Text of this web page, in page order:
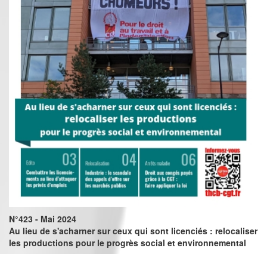
N°423 - Mai 2024
Au lieu de s'acharner sur ceux qui sont licenciés : relocaliser
les productions pour le progrès social et environnemental